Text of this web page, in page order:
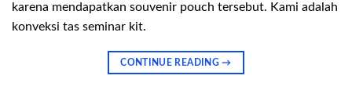
karena mendapatkan souvenir pouch tersebut. Kami adalah
konveksi tas seminar kit.
CONTINUE READING→